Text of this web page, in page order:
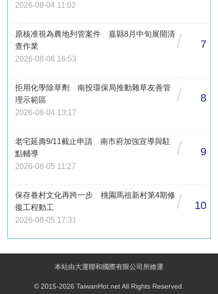
2026-08-04 11:02
原核准視為農地列管案件 嘉縣8月中旬展開清
查作業
2026-08-06 16:53
/ 7
拒用化學除草劑 南投環保局推動雜草友善管
理示範區
2026-08-04 13:17
/ 8
老宅延壽9/11截止申請 南市府加強宣導與駐
點輔導
2026-08-05 11:27
/ 9
保存眷村文化再跨一步 桃園馬祖新村第4期修
復工程動工
2026-08-05 17:31
/ 10
本站由大運聯和國際有限公司所維運
© 2015-2026 TaiwanHot.net All Rights Reserved.